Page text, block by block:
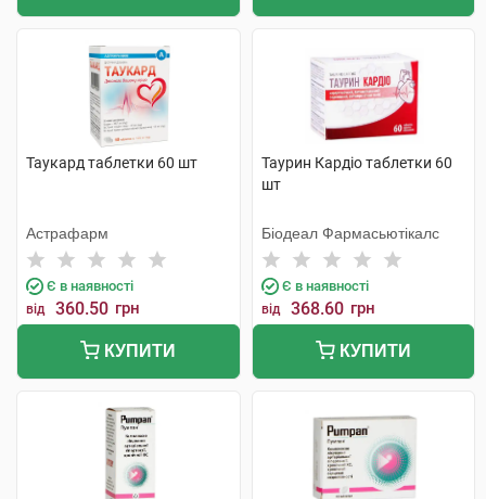
Таукард таблетки 60 шт
Астрафарм
Є в наявності
від 360.50 грн
КУПИТИ
Таурин Кардіо таблетки 60
шт
Біодеал Фармасьютікалс
Є в наявності
від 368.60 грн
КУПИТИ